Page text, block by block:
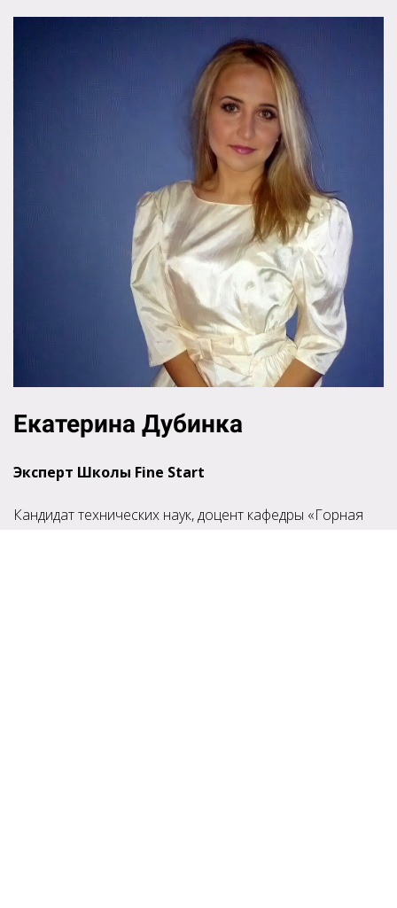
Екатерина Дубинка
Эксперт Школы Fine Start
Кандидат технических наук, доцент кафедры «Горная